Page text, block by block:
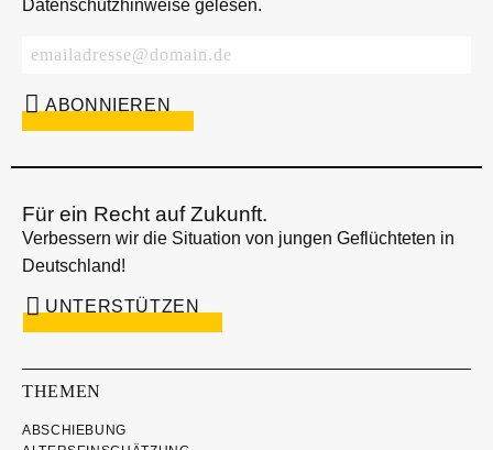
Datenschutzhinweise gelesen.
Für ein Recht auf Zukunft.
Verbessern wir die Situation von jungen Geflüchteten in
Deutschland!
UNTERSTÜTZEN
THEMEN
ABSCHIEBUNG